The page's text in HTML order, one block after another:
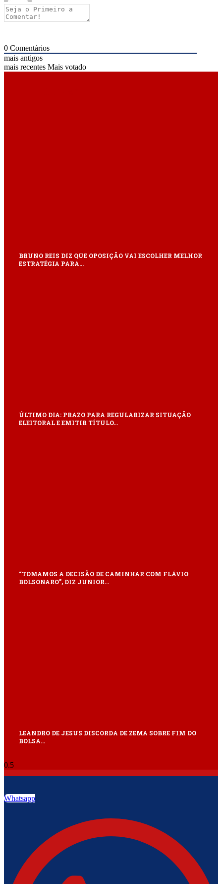
0 Comentários
mais antigos
mais recentes Mais votado
BRUNO REIS DIZ QUE OPOSIÇÃO VAI ESCOLHER MELHOR
ESTRATÉGIA PARA…
ÚLTIMO DIA: PRAZO PARA REGULARIZAR SITUAÇÃO
ELEITORAL E EMITIR TÍTULO…
“TOMAMOS A DECISÃO DE CAMINHAR COM FLÁVIO
BOLSONARO”, DIZ JUNIOR…
LEANDRO DE JESUS DISCORDA DE ZEMA SOBRE FIM DO
BOLSA…
Whatsapp